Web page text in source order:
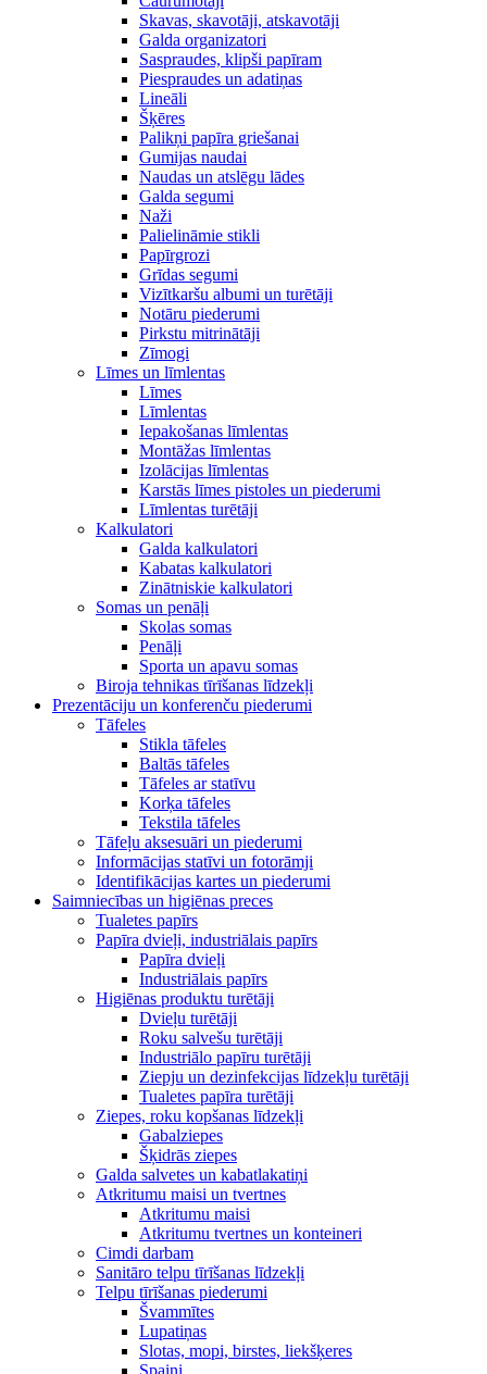
Skavas, skavotāji, atskavotāji
Galda organizatori
Saspraudes, klipši papīram
Piespraudes un adatiņas
Lineāli
Šķēres
Palikņi papīra griešanai
Gumijas naudai
Naudas un atslēgu lādes
Galda segumi
Naži
Palielināmie stikli
Papīrgrozi
Grīdas segumi
Vizītkaršu albumi un turētāji
Notāru piederumi
Pirkstu mitrinātāji
Zīmogi
Līmes un līmlentas
Līmes
Līmlentas
Iepakošanas līmlentas
Montāžas līmlentas
Izolācijas līmlentas
Karstās līmes pistoles un piederumi
Līmlentas turētāji
Kalkulatori
Galda kalkulatori
Kabatas kalkulatori
Zinātniskie kalkulatori
Somas un penāļi
Skolas somas
Penāļi
Sporta un apavu somas
Biroja tehnikas tīrīšanas līdzekļi
Prezentāciju un konferenču piederumi
Tāfeles
Stikla tāfeles
Baltās tāfeles
Tāfeles ar statīvu
Korķa tāfeles
Tekstila tāfeles
Tāfeļu aksesuāri un piederumi
Informācijas statīvi un fotorāmji
Identifikācijas kartes un piederumi
Saimniecības un higiēnas preces
Tualetes papīrs
Papīra dvieļi, industriālais papīrs
Papīra dvieļi
Industriālais papīrs
Higiēnas produktu turētāji
Dvieļu turētāji
Roku salvešu turētāji
Industriālo papīru turētāji
Ziepju un dezinfekcijas līdzekļu turētāji
Tualetes papīra turētāji
Ziepes, roku kopšanas līdzekļi
Gabalziepes
Šķidrās ziepes
Galda salvetes un kabatlakatiņi
Atkritumu maisi un tvertnes
Atkritumu maisi
Atkritumu tvertnes un konteineri
Cimdi darbam
Sanitāro telpu tīrīšanas līdzekļi
Telpu tīrīšanas piederumi
Švammītes
Lupatiņas
Slotas, mopi, birstes, liekšķeres
Spaiņi